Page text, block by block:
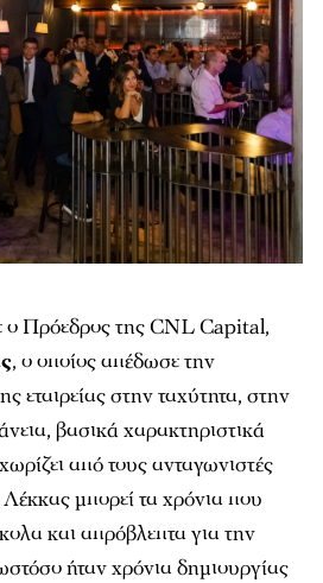
ο Πρόεδρος της CNL Capital,
, ο οποίος απέδωσε την
εταιρείας στην ταχύτητα, στην
βασικά χαρακτηριστικά
από τους ανταγωνιστές
μπορεί τα χρόνια που
και απρόβλεπτα για την
ήταν χρόνια δημιουργίας